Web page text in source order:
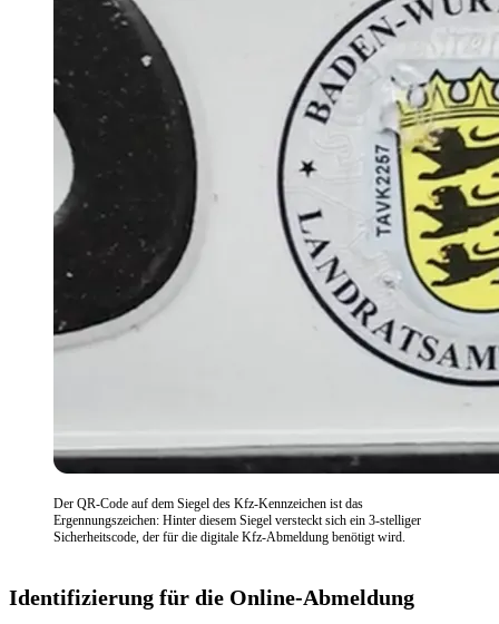
Der QR-Code auf dem Siegel des Kfz-Kennzeichen ist das
Ergennungszeichen: Hinter diesem Siegel versteckt sich ein 3-stelliger
Sicherheitscode, der für die digitale Kfz-Abmeldung benötigt wird.
Identifizierung für die Online-Abmeldung